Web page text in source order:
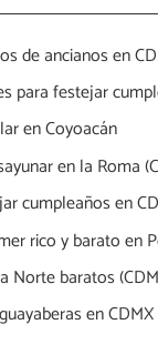
de ancianos en
para festejar
en Coyoacán
en la Roma
cumpleaños en
rico y barato en
Norte baratos
en CDMX